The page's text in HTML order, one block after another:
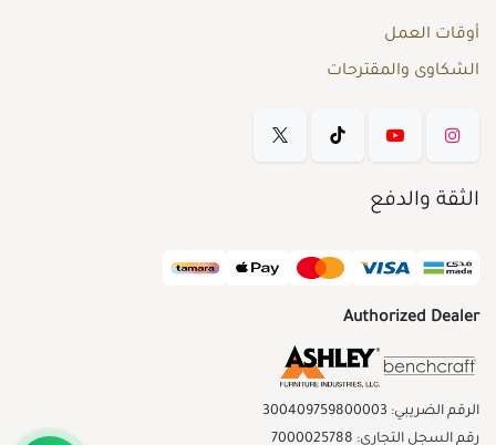
أوقات العمل
الشكاوى والمقترحات
الثقة والدفع
Authorized Dealer
الرقم الضريبي: 300409759800003
رقم السجل التجاري: 7000025788